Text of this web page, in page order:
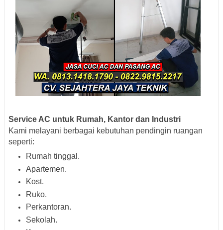
Service AC untuk Rumah, Kantor dan Industri
Kami melayani berbagai kebutuhan pendingin ruangan
seperti:
Rumah tinggal.
Apartemen.
Kost.
Ruko.
Perkantoran.
Sekolah.